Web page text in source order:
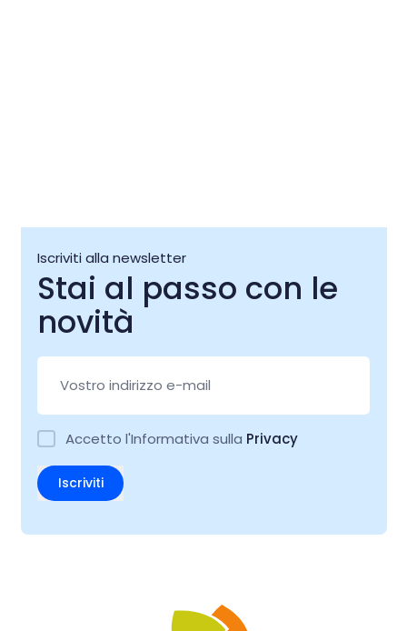
Iscriviti alla newsletter
Stai al passo con le
novità
Accetto l'Informativa sulla Privacy
Iscriviti